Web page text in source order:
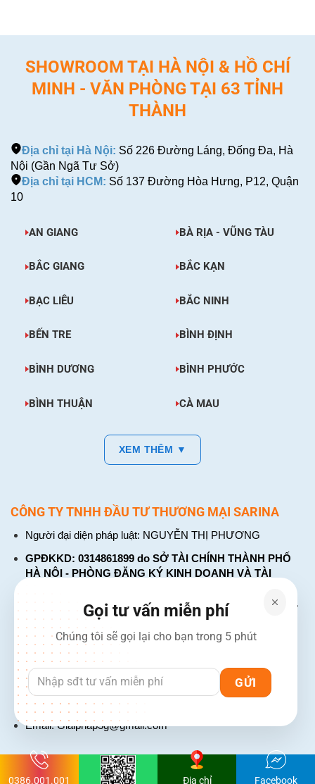
SHOWROOM TẠI HÀ NỘI & HỒ CHÍ
MINH - VĂN PHÒNG TẠI 63 TỈNH
THÀNH
Địa chỉ tại Hà Nội: Số 226 Đường Láng, Đống Đa, Hà
Nội (Gần Ngã Tư Sở)
Địa chỉ tại HCM: Số 137 Đường Hòa Hưng, P12, Quận
10
AN GIANG BÀ RỊA - VŨNG TÀU
BẮC GIANG BẮC KẠN
BẠC LIÊU BẮC NINH
BẾN TRE BÌNH ĐỊNH
BÌNH DƯƠNG BÌNH PHƯỚC
BÌNH THUẬN CÀ MAU
XEM THÊM ▼
CÔNG TY TNHH ĐẦU TƯ THƯƠNG MẠI SARINA
Người đại diện pháp luật: NGUYỄN THỊ PHƯƠNG
GPĐKKD: 0314861899 do SỞ TÀI CHÍNH THÀNH PHỐ
HÀ NỘI - PHÒNG ĐĂNG KÝ KINH DOANH VÀ TÀI
CHÍNH DOANH NGHIỆP cấp. Đăng ký lần đầu: ngày 26
tháng 01 năm 2018. Đăng ký thay đổi lần thứ: 4, ngày 31
tháng 03 năm 2026
226 Đường Láng, Đống Đa, Hà Nội
137 Đường Hòa Hưng, Phường 12, Quận 10, TP. Hồ Chí
Minh
Hotline: 1900 2106 - 0386 001 001
Email:Giaiphap3g@gmail.com
Gọi tư vấn miễn phí
Chúng tôi sẽ gọi lại cho bạn trong 5 phút
0386.001.001 Địa chỉ Facebook